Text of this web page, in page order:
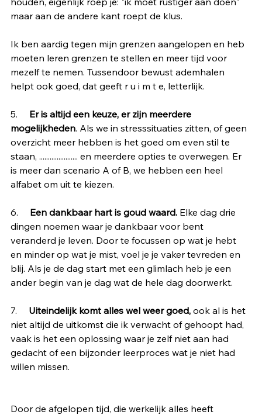
maar aan de andere kant roept de klus.
Ik ben aardig tegen mijn grenzen aangelopen en heb
moeten leren grenzen te stellen en meer tijd voor
mezelf te nemen. Tussendoor bewust ademhalen
helpt ook goed, dat geeft r u i m t e, letterlijk.
5. Er is altijd een keuze, er zijn meerdere
mogelijkheden. Als we in stresssituaties zitten, of geen
overzicht meer hebben is het goed om even stil te
staan, ...................... en meerdere opties te overwegen. Er
is meer dan scenario A of B, we hebben een heel
alfabet om uit te kiezen.
6. Een dankbaar hart is goud waard. Elke dag drie
dingen noemen waar je dankbaar voor bent
veranderd je leven. Door te focussen op wat je hebt
en minder op wat je mist, voel je je vaker tevreden en
blij. Als je de dag start met een glimlach heb je een
ander begin van je dag wat de hele dag doorwerkt.
7. Uiteindelijk komt alles wel weer goed, ook al is het
niet altijd de uitkomst die ik verwacht of gehoopt had,
vaak is het een oplossing waar je zelf niet aan had
gedacht of een bijzonder leerproces wat je niet had
willen missen.
Door de afgelopen tijd, die werkelijk alles heeft